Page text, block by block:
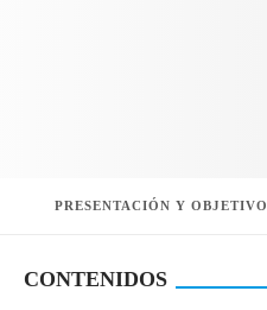
PRESENTACIÓN Y
CONTENIDOS